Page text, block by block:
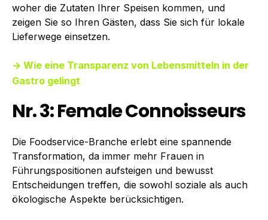
woher die Zutaten Ihrer Speisen kommen, und
zeigen Sie so Ihren Gästen, dass Sie sich für lokale
Lieferwege einsetzen.
→ Wie eine Transparenz von Lebensmitteln in der
Gastro gelingt
Nr. 3: Female Connoisseurs
Die Foodservice-Branche erlebt eine spannende
Transformation, da immer mehr Frauen in
Führungspositionen aufsteigen und bewusst
Entscheidungen treffen, die sowohl soziale als auch
ökologische Aspekte berücksichtigen.